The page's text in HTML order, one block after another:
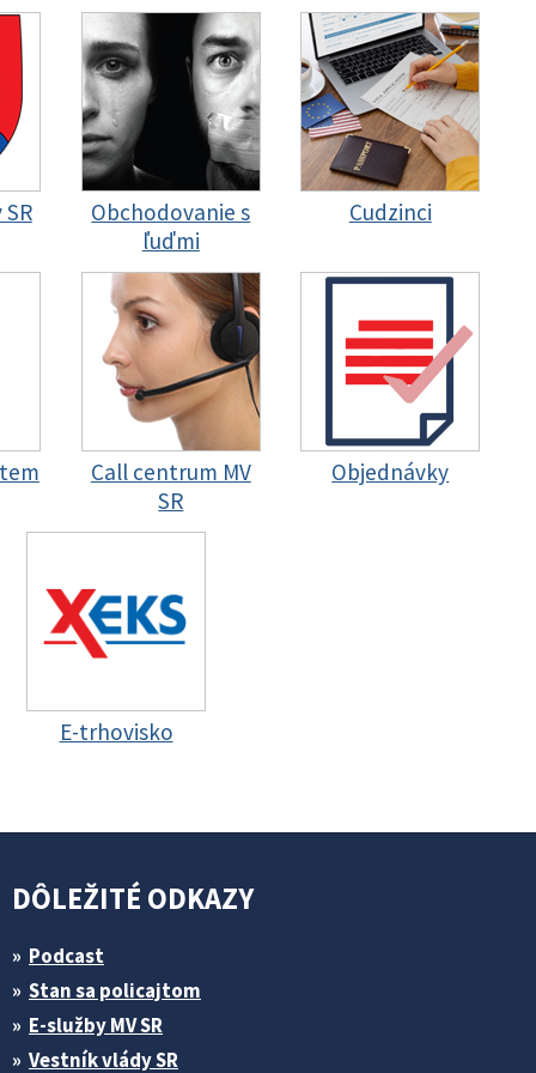
Obchodovanie s
ľuďmi
Cudzinci
Call centrum MV
SR
Objednávky
E-trhovisko
DÔLEŽITÉ ODKAZY
Podcast
Stan sa policajtom
E-služby MV SR
Vestník vlády SR